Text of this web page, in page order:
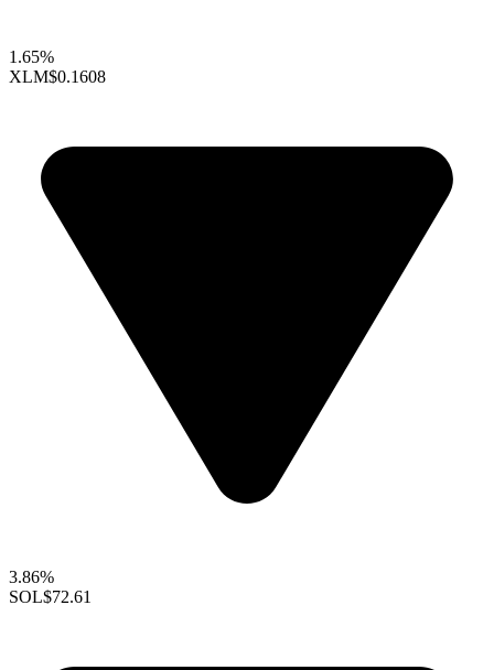
1.65%
XLM$0.1608
3.86%
SOL$72.61